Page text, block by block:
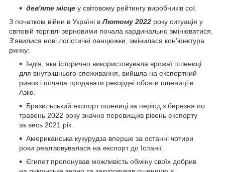
дев'яте місце у світовому рейтингу виробників сої.
З початком війни в Україні вЛютому 2022 року ситуація у
світовій торгівлі зерновими почала кардинально змінюватися.
З'явилися нові логістичні ланцюжки, змінилася кон'юнктура
ринку:
Індія, яка історично використовувала врожаї пшениці
для внутрішнього споживання, вийшла на експортний
ринок і почала продавати рекордні обсяги пшениці в
Азію.
Бразильський експорт пшениці за період з березня по
травень 2022 року значно перевищив рівень експорту
за весь 2021 рік.
Американська кукурудза вперше за останні чотири
роки реалізовувалася на експорт до Іспанії.
Єгипет пропонував можливість обміну своїх добрив